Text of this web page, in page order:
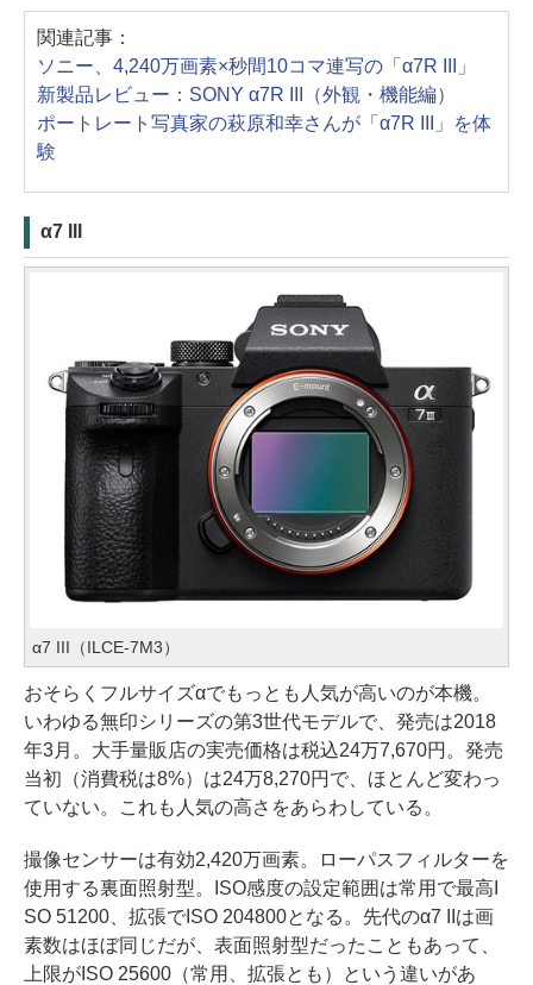
関連記事：
ソニー、4,240万画素×秒間10コマ連写の「α7R III」
新製品レビュー：SONY α7R III（外観・機能編）
ポートレート写真家の萩原和幸さんが「α7R III」を体
験
α7 III
α7 III（ILCE-7M3）
おそらくフルサイズαでもっとも人気が高いのが本機。
いわゆる無印シリーズの第3世代モデルで、発売は2018
年3月。大手量販店の実売価格は税込24万7,670円。発売
当初（消費税は8%）は24万8,270円で、ほとんど変わっ
ていない。これも人気の高さをあらわしている。
撮像センサーは有効2,420万画素。ローパスフィルターを
使用する裏面照射型。ISO感度の設定範囲は常用で最高I
SO 51200、拡張でISO 204800となる。先代のα7 IIは画
素数はほぼ同じだが、表面照射型だったこともあって、
上限がISO 25600（常用、拡張とも）という違いがあ